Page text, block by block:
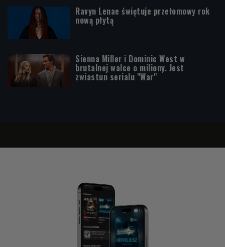
Ravyn Lenae świętuje przełomowy rok
nową płytą
Sienna Miller i Dominic West w
brutalnej walce o miliony. Jest
zwiastun serialu "War"